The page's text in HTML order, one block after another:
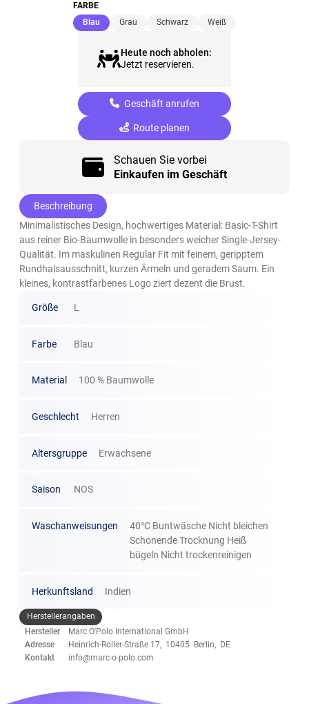
FARBE
Blau(ausgewählt)
Grau Schwarz Weiß
Heute noch abholen:
Jetzt reservieren.
Geschäft anrufen
Route planen
Schauen Sie vorbei
Einkaufen im Geschäft
Beschreibung
Minimalistisches Design, hochwertiges Material: Basic-T-Shirt
aus reiner Bio-Baumwolle in besonders weicher Single-Jersey-
Qualität. Im maskulinen Regular Fit mit feinem, geripptem
Rundhalsausschnitt, kurzen Ärmeln und geradem Saum. Ein
kleines, kontrastfarbenes Logo ziert dezent die Brust.
Größe L
Farbe Blau
Material 100 % Baumwolle
Geschlecht Herren
Altersgruppe Erwachsene
Saison NOS
Waschanweisungen
40°C Buntwäsche Nicht bleichen
Schonende Trocknung Heiß
bügeln Nicht trockenreinigen
Herkunftsland Indien
Herstellerangaben
Hersteller
Marc O'Polo International GmbH
Adresse
Heinrich-Roller-Straße 17, 10405 Berlin, DE
Kontakt
info@marc-o-polo.com